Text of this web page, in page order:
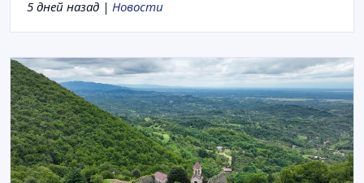
5 дней назад | Новости